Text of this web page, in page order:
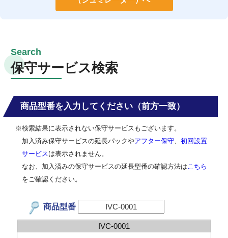
保守サービス検索
商品型番を入力してください（前方一致）
※検索結果に表示されない保守サービスもございます。
加入済み保守サービスの延長パックやアフター保守
初回設置
サービス は表示されません。
なお、加入済みの保守サービスの延長型番の確認方法は こちら
をご確認ください。
商品型番